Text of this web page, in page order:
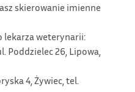
skierowanie imienne
lekarza weterynarii:
Poddzielec 26, Lipowa,
4, Żywiec, tel.